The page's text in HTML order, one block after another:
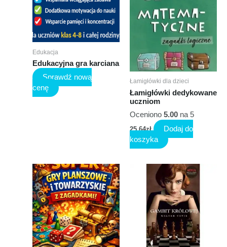
Edukacja
Edukacyjna gra karciana
Sprawdź nową
cenę
Łamigłówki dla dzieci
Łamigłówki dedykowane
uczniom
Oceniono 5.00na 5
25,64zł
Dodaj do
koszyka